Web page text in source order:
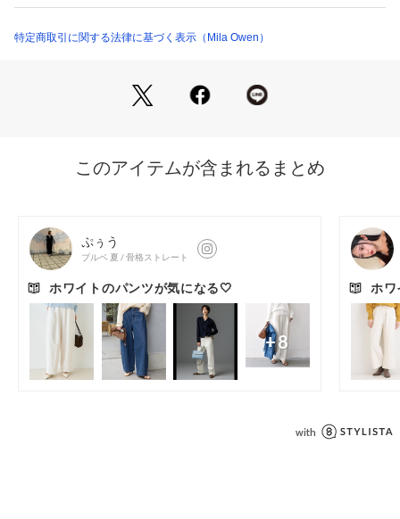
長く楽しめるトラッドなスタイルですが、今シーズン欠かせな
世界最高峰とも言われる、メイドインジャパンの価値あるデニ
カラーは3色をご用意。エレガントなホワイトデニムに仕上げ
※照明の関係により、実際よりも色味が違って見える場合があ
ります。
またパソコン・スマートフォンなどの環境により、若干製品と
画像のカラーが異なる場合もございます。予めご了承くださ
ある場合がございますので、予めご了承ください。
特定商取引に関する法律に基づく表示（Mila Owen）